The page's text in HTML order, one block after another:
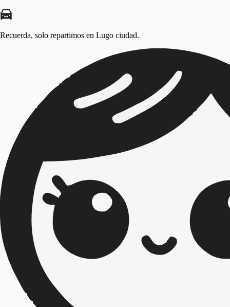
Recuerda, solo repartimos en Lugo ciudad.